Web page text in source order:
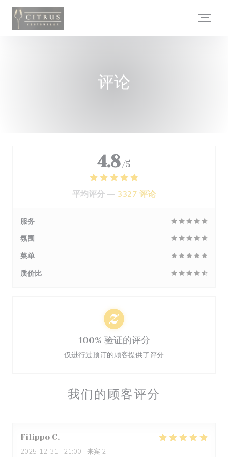
Cookie管理面板
评论
我们的顾客评分
Filippo C
2025-12-31 - 21:00 - 来宾 2
4.8 /5
平均评分 — 3327 评论
服务
氛围
菜单
质价比
100% 验证的评分
仅进行过预订的顾客提供了评分